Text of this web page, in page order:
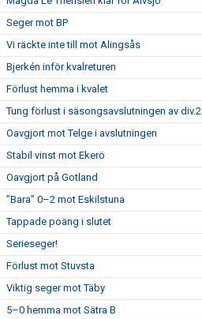
Seger mot BP
Vi räckte inte till mot Alingsås
Bjerkén inför kvalreturen
Förlust hemma i kvalet
Tung förlust i säsongsavslutningen av div.2
Oavgjort mot Telge i avslutningen
Stabil vinst mot Ekerö
Oavgjort på Gotland
”Bara” 0–2 mot Eskilstuna
Tappade poäng i slutet
Serieseger!
Förlust mot Stuvsta
Viktig seger mot Täby
5–0 hemma mot Sätra B